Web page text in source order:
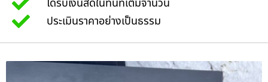
ได้รับเงินสดในทันทีเต็มจำนวน
ประเมินราคาอย่างเป็นธรรม